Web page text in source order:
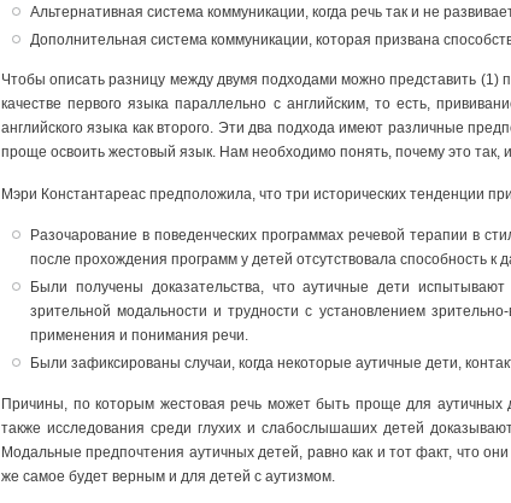
Альтернативная система коммуникации, когда речь так и не
Дополнительная система коммуникации, которая призвана
Чтобы описать разницу между двумя подходами можно представить (1)
качестве первого языка параллельно с английским, то есть,
английского языка как второго. Эти два подхода имеют различные
проще освоить жестовый язык. Нам необходимо понять, почему это так,
Мэри Константареас предположила, что три исторических тенденции
Разочарование в поведенческих программах речевой терапии в
после прохождения программ у детей отсутствовала способность
Были получены доказательства, что аутичные дети
зрительной модальности и трудности с установлением
применения и понимания речи.
Были зафиксированы случаи, когда некоторые аутичные дети,
Причины, по которым жестовая речь может быть проще для
также исследования среди глухих и слабослышаших детей
Модальные предпочтения аутичных детей, равно как и тот факт, что
же самое будет верным и для детей с аутизмом.